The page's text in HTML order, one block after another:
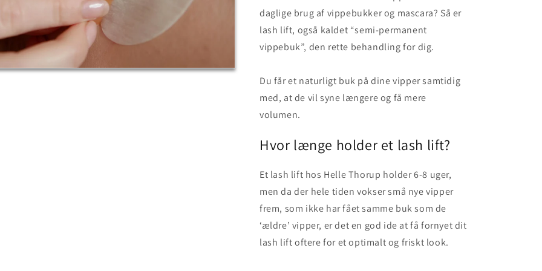
daglige brug af vippebukker og mascara? Så er
lash lift, også kaldet “semi-permanent
vippebuk”, den rette behandling for dig.
Du får et naturligt buk på dine vipper samtidig
med, at de vil syne længere og få mere
volumen.
Hvor længe holder et lash lift?
Et lash lift hos Helle Thorup holder 6-8 uger,
men da der hele tiden vokser små nye vipper
frem, som ikke har fået samme buk som de
‘ældre’ vipper, er det en god ide at få fornyet dit
lash lift oftere for et optimalt og friskt look.